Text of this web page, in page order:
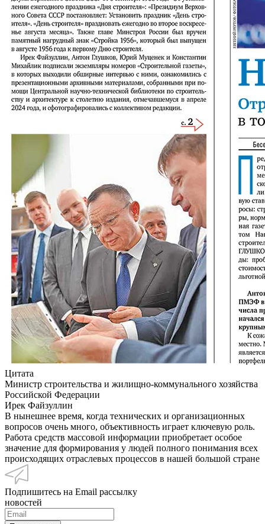
Цитата
Министр строительства и жилищно-коммунального хозяйства
Российской Федерации
Ирек Файзуллин
В нынешнее время, когда технических и организационных
вопросов очень много, объективность играет ключевую роль.
Работа средств массовой информации приобретает особое
значение для формирования у людей полного понимания всех
происходящих отраслевых процессов в нашей большой стране
Подпишитесь на Email рассылку
новостей